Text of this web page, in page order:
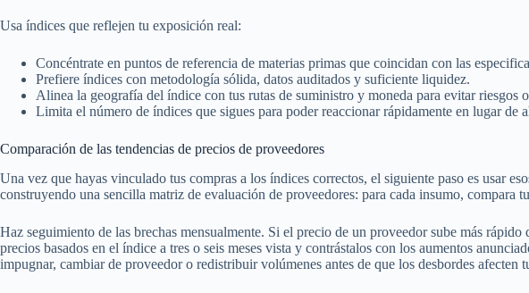
Usa índices que reflejen tu exposición real:
Concéntrate en puntos de referencia de materias primas que coincidan con las
Prefiere índices con metodología sólida, datos auditados y suficiente liquidez.
Alinea la geografía del índice con tus rutas de suministro y moneda para evitar riesgos
Limita el número de índices que sigues para poder reaccionar rápidamente en lugar de
Comparación de las tendencias de precios de proveedores
Una vez que hayas vinculado tus compras a los índices correctos, el siguiente paso es usar
construyendo una sencilla matriz de evaluación de proveedores: para cada insumo,
Haz seguimiento de las brechas mensualmente. Si el precio de un proveedor sube más
precios basados en el índice a tres o seis meses vista y contrástalos con los aumentos
impugnar, cambiar de proveedor o redistribuir volúmenes antes de que los desbordes afecten